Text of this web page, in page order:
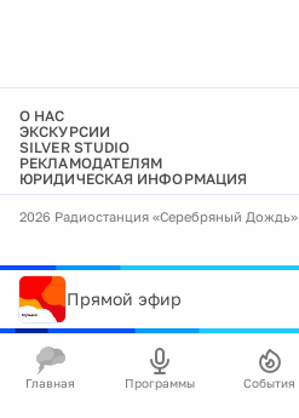
О НАС
ЭКСКУРСИИ
SILVER STUDIO
РЕКЛАМОДАТЕЛЯМ
ЮРИДИЧЕСКАЯ ИНФОРМАЦИЯ
2026 Радиостанция «Серебряный Дождь»
Прямой эфир
Главная Программы События